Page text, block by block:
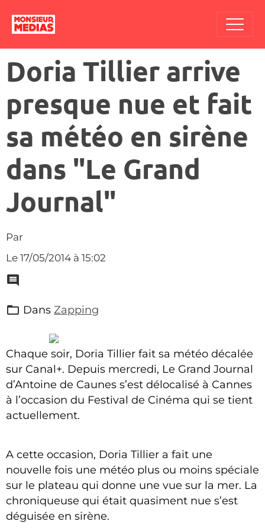
Doria Tillier arrive
presque nue et fait
sa météo en sirène
dans "Le Grand
Journal"
Par
Le 17/05/2014 à 15:02
Dans Zapping
Chaque soir, Doria Tillier fait sa météo décalée
sur Canal+. Depuis mercredi, Le Grand Journal
d’Antoine de Caunes s’est délocalisé à Cannes
à l’occasion du Festival de Cinéma qui se tient
actuellement.
A cette occasion, Doria Tillier a fait une
nouvelle fois une météo plus ou moins spéciale
sur le plateau qui donne une vue sur la mer. La
chroniqueuse qui était quasiment nue s’est
déguisée en sirène.